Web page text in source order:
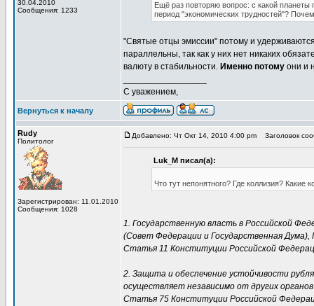
30.04.2010
Сообщения: 1233
Ещё раз повторяю вопрос: с какой
период "экономических трудностей"?
"Святые отцы эмиссии" потому и
параллельны, так как у них нет никаких
валюту в стабильности. Именно потому они и
С уважением,
Вернуться к началу
Rudy
Политолог
Зарегистрирован: 11.01.2010
Сообщения: 1028
Добавлено: Чт Окт 14, 2010 4:00 pm Заголовок
Luk_M писал(а):
Что тут непонятного? Где коллизия? Какие
1. Государственную власть в Российской
(Совет Федерации и Государственная
Статья 11 Конституции Российской
2. Защита и обеспечение устойчивости
осуществляет независимо от других
Статья 75 Конституции Российской